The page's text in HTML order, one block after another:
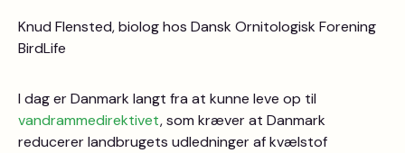
Knud Flensted, biolog hos Dansk Ornitologisk Forening
BirdLife
I dag er Danmark langt fra at kunne leve op til
vandrammedirektivet, som kræver at Danmark
reducerer landbrugets udledninger af kvælstof